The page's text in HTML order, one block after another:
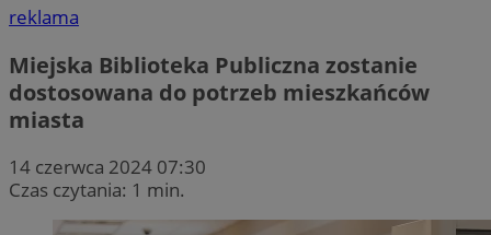
reklama
Miejska Biblioteka Publiczna zostanie
dostosowana do potrzeb mieszkańców
miasta
14 czerwca 2024 07:30
Czas czytania: 1 min.